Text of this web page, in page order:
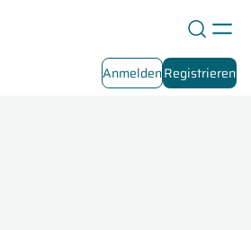
AnmeldenRegistrieren